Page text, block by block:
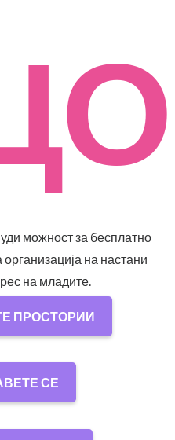
можност за бесплатно
на настани
на младите.
ПРОСТОРИИ
СЕ